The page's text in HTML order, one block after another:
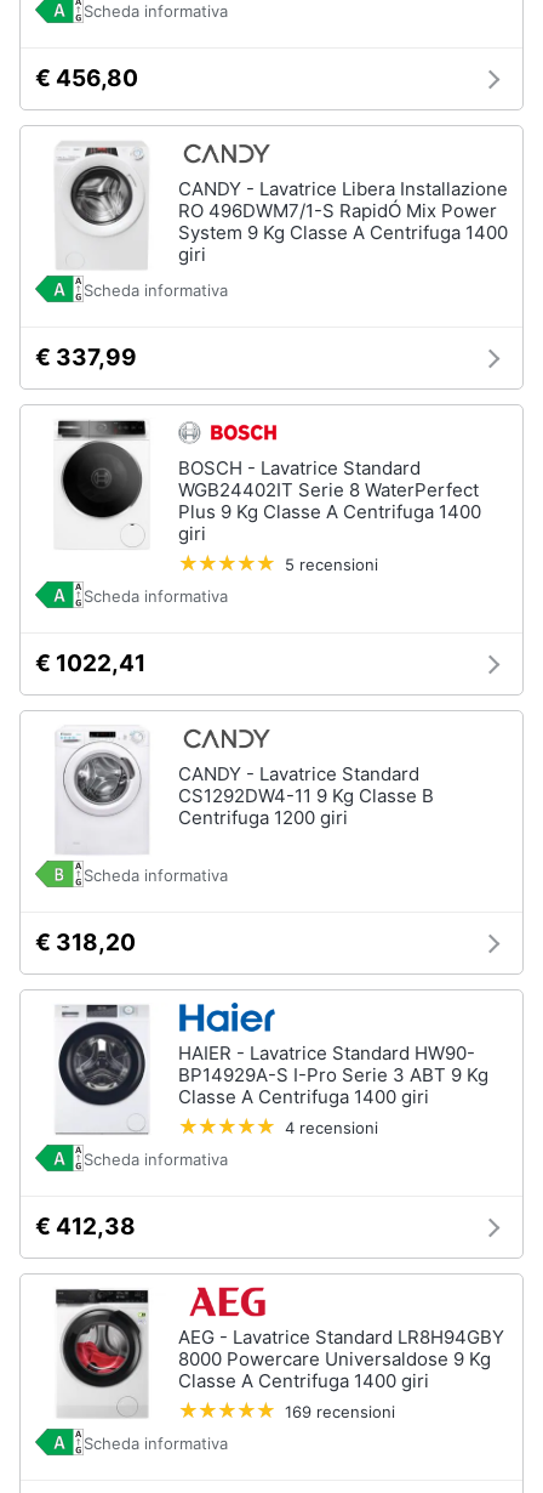
Vedi
Pulizia
casa
Aspirapolvere
Aspirapolvere
Scopa
Cucina
ad
Minipimer
Estrattore
Vedi
tutti
elettrodomestici
Termoventilatore
Termoconvettore
Condizionatori
Caminetto
tutti
Elettrodomestici
professionali
Abbattitore
Scheda informativa
€ 456,80
CANDY - Lavatrice Libera Installazione
RO 496DWM7/1-S RapidÓ Mix Power
System 9 Kg Classe A Centrifuga 1400
giri
Scheda informativa
€ 337,99
BOSCH - Lavatrice Standard
WGB24402IT Serie 8 WaterPerfect
Plus 9 Kg Classe A Centrifuga 1400
giri
5 recensioni
Scheda informativa
€ 1022,41
CANDY - Lavatrice Standard
CS1292DW4-11 9 Kg Classe B
Centrifuga 1200 giri
Scheda informativa
€ 318,20
HAIER - Lavatrice Standard HW90-
BP14929A-S I-Pro Serie 3 ABT 9 Kg
Classe A Centrifuga 1400 giri
4 recensioni
Scheda informativa
€ 412,38
AEG - Lavatrice Standard LR8H94GBY
8000 Powercare Universaldose 9 Kg
Classe A Centrifuga 1400 giri
169 recensioni
Scheda informativa